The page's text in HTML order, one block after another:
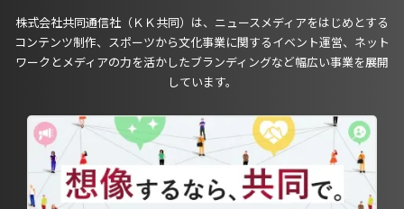
株式会社共同通信社（ＫＫ共同）は、ニュースメディアをはじめとする
コンテンツ制作、スポーツから文化事業に関するイベント運営、ネット
ワークとメディアの力を活かしたブランディングなど幅広い事業を展開
しています。